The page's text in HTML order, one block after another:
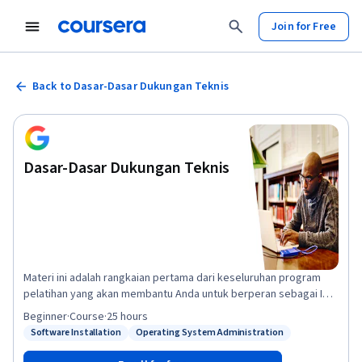
Join for Free
Back to Dasar-Dasar Dukungan Teknis
Dasar-Dasar Dukungan Teknis
Materi ini adalah rangkaian pertama dari keseluruhan program
pelatihan yang akan membantu Anda untuk berperan sebagai IT
Support Specialist tingkat pemula. Dalam kursus ini, Anda akan
diperkenalkan ke dunia Teknologi Informasi, atau IT. Anda akan
perangkat keras komputer, Internet, perangkat lunak komputer,
Status: Software Installation
Software Installation
Status: Operating System Administration
Operating System Administration
Beginner·Course·25 hours